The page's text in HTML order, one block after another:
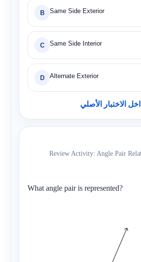
B Same Side Exterior
C Same Side Interior
D Alternate Exterior
الاختبار الأصلي
Review Activity: Angle Pair
What angle pair is represented?